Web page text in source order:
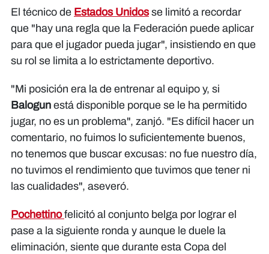
El técnico de Estados Unidosse limitó a recordar
que "hay una regla que la Federación puede aplicar
para que el jugador pueda jugar", insistiendo en que
su rol se limita a lo estrictamente deportivo.
"Mi posición era la de entrenar al equipo y, si
Balogun está disponible porque se le ha permitido
jugar, no es un problema", zanjó. "Es difícil hacer un
comentario, no fuimos lo suficientemente buenos,
no tenemos que buscar excusas: no fue nuestro día,
no tuvimos el rendimiento que tuvimos que tener ni
las cualidades", aseveró.
Pochettinofelicitó al conjunto belga por lograr el
pase a la siguiente ronda y aunque le duele la
eliminación, siente que durante esta Copa del